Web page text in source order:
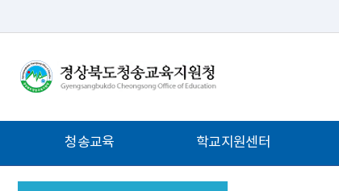
뉴
청송교육 학교지원센터